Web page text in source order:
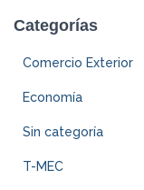
Categorías
Comercio Exterior
Economía
Sin categoría
T-MEC